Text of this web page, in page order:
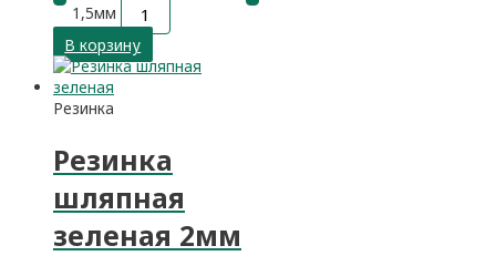
1,5мм
В корзину
Резинка
Резинка
шляпная
зеленая 2мм